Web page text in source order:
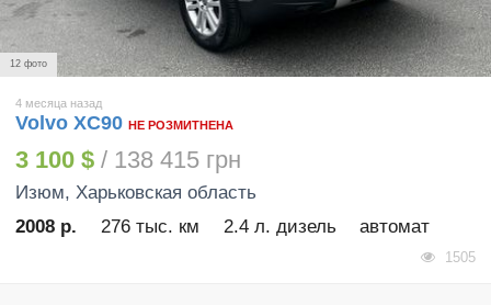
12 фото
4 месяца назад
Volvo XC90 НЕ РОЗМИТНЕНА
3 100 $ / 138 415 грн
Изюм, Харьковская область
2008 р.
276 тыс. км 2.4 л. дизель автомат
1505